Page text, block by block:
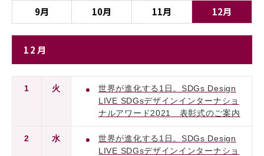
9月
10月 11月 12月
12月
1 火
世界が進化する1日。SDGs Design
LIVE SDGsデザインインターナショ
ナルアワード2021 表彰式のご案内
2 水
世界が進化する1日。SDGs Design
LIVE SDGsデザインインターナショ